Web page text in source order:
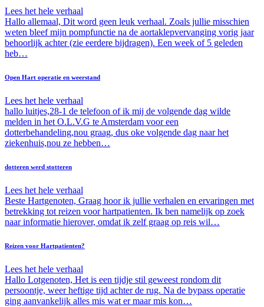
Lees het hele verhaal
Hallo allemaal, Dit word geen leuk verhaal. Zoals jullie misschien
weten bleef mijn pompfunctie na de aortaklepvervanging vorig jaar
behoorlijk achter (zie eerdere bijdragen). Een week of 5 geleden
heb…
Open Hart operatie en weerstand
Lees het hele verhaal
hallo luitjes,28-1 de telefoon of ik mij de volgende dag wilde
melden in het O.L.V.G te Amsterdam voor een
dotterbehandeling,nou graag, dus oke volgende dag naar het
ziekenhuis,nou ze hebben…
dotteren werd stotteren
Lees het hele verhaal
Beste Hartgenoten, Graag hoor ik jullie verhalen en ervaringen met
betrekking tot reizen voor hartpatienten. Ik ben namelijk op zoek
naar informatie hierover, omdat ik zelf graag op reis wil…
Reizen voor Hartpatienten?
Lees het hele verhaal
Hallo Lotgenoten, Het is een tijdje stil geweest rondom dit
persoontje, weer heftige tijd achter de rug. Na de bypass operatie
ging aanvankelijk alles mis wat er maar mis kon…